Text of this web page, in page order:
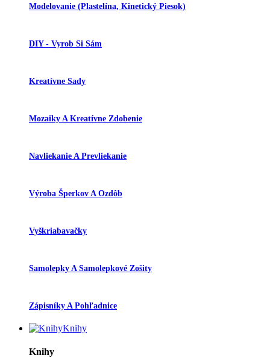
Modelovanie (plastelína, Kinetický Piesok)
DIY - Vyrob Si Sám
Kreatívne Sady
Mozaiky A Kreatívne Zdobenie
Navliekanie A Prevliekanie
Výroba Šperkov A Ozdôb
Vyškriabavačky
Samolepky A Samolepkové Zošity
Zápisníky A Pohľadnice
Knihy
Knihy